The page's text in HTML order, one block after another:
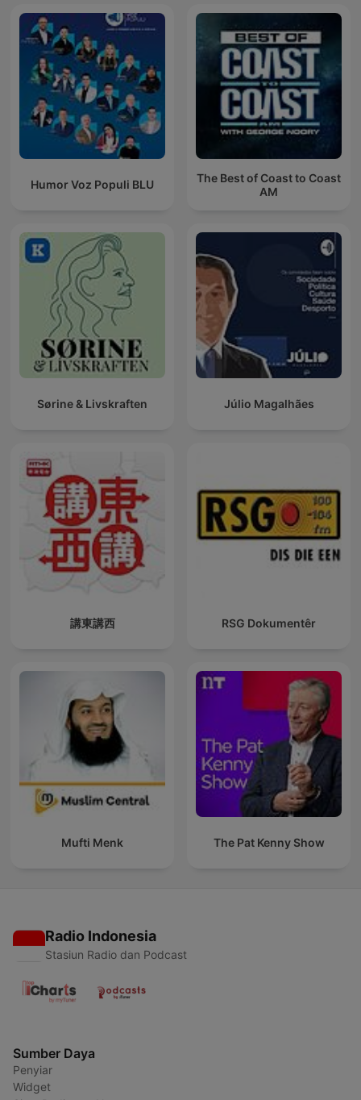
Humor Voz Populi BLU
The Best of Coast to Coast
AM
Sørine & Livskraften Júlio Magalhães
講東講西 RSG Dokumentêr
Mufti Menk The Pat Kenny Show
Radio Indonesia
Stasiun Radio dan Podcast
Sumber Daya
Penyiar
Widget